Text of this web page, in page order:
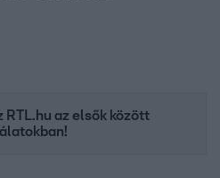
RTL.hu az elsők között